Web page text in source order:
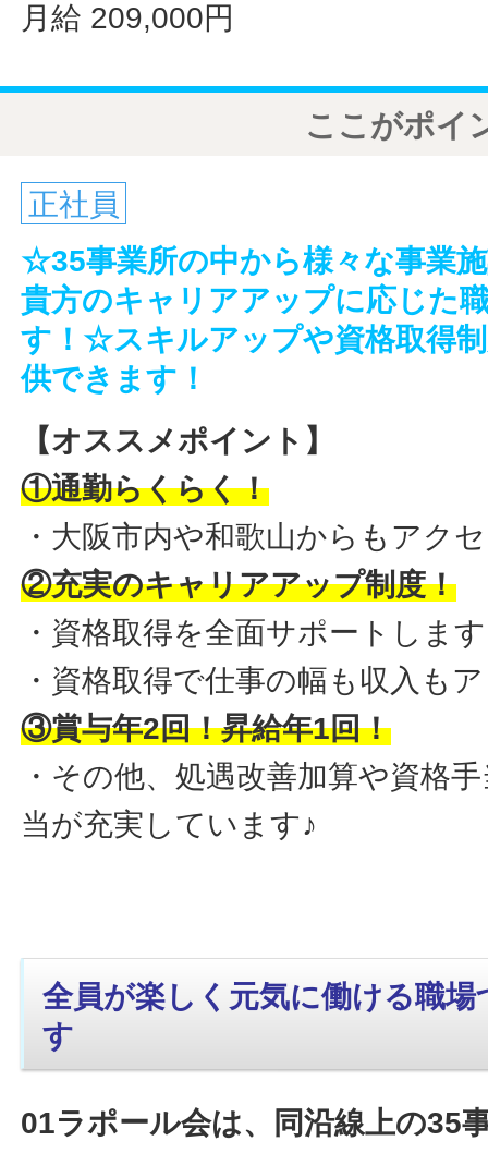
月給 209,000円
ここがポイ
正社員
☆35事業所の中から様々な事業
貴方のキャリアアップに応じた
す！☆スキルアップや資格取得
供できます！
【オススメポイント】
①通勤らくらく！
・大阪市内や和歌山からもアク
②充実のキャリアアップ制度！
・資格取得を全面サポートしま
・資格取得で仕事の幅も収入も
③賞与年2回！昇給年1回！
・その他、処遇改善加算や資格
当が充実しています♪
全員が楽しく元気に働ける職
す
01ラポール会は、同沿線上の35